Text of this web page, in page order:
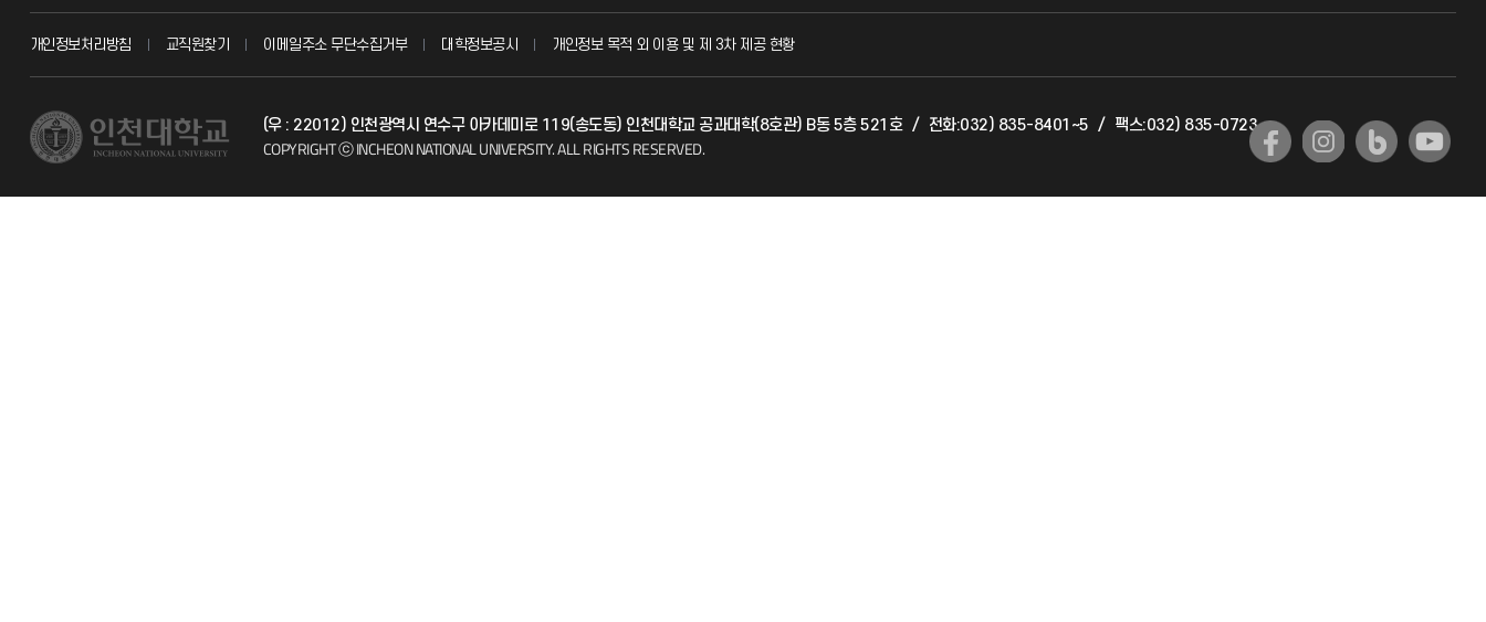
교무회의방송
시설예약
묻고 답하기
자주 묻는 질문(FAQ)
국방헬프콜
산학협력단
교수회
국제교류과
개인정보처리방침 교직원찾기 이메일주소 무단수집거부 대학정보공시 개인정보 목적 외 이용 및 제 3차 제공 현황
(우 : 22012) 인천광역시 연수구 아카데미로 119(송도동) 인천대학교 공과대학(8호관) B동 5층 521호 / 전화:032) 835-8401~5 / 팩스:032) 835-0723
COPYRIGHT ⓒ INCHEON NATIONAL UNIVERSITY.ALL RIGHTS RESERVED.